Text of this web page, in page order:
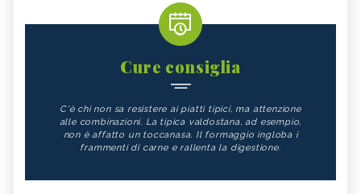
Cure consiglia
C'è chi non sa resistere ai piatti tipici, ma attenzione
alle combinazioni. La tipica valdostana, ad esempio,
non è affatto un toccanasa. Il formaggio ingloba i
frammenti di carne e rallenta la digestione.